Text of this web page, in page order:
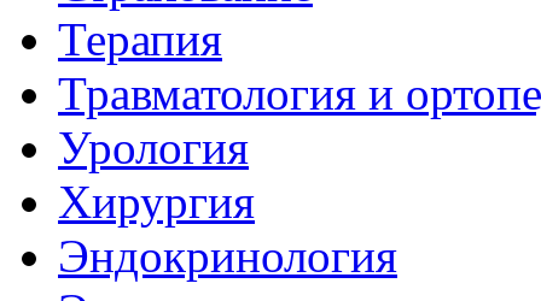
Терапия
Травматология и
Урология
Хирургия
Эндокринология